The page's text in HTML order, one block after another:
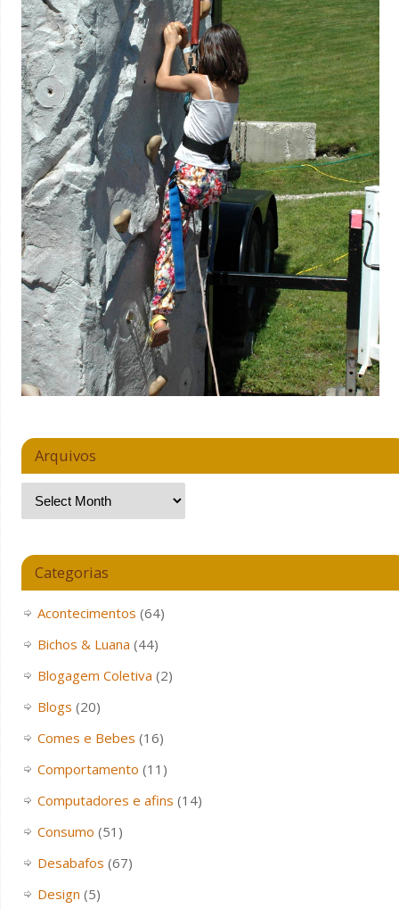
Arquivos
Categorias
Acontecimentos (64)
Bichos & Luana (44)
Blogagem Coletiva (2)
Blogs (20)
Comes e Bebes (16)
Comportamento (11)
Computadores e afins (14)
Consumo (51)
Desabafos (67)
Design (5)